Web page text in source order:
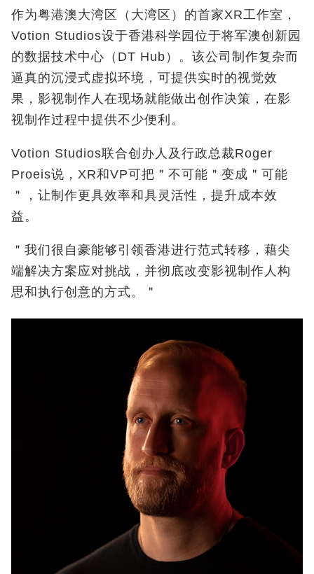
作为粤港澳大湾区（大湾区）的首家XR工作室，
Votion Studios设于香港科学园位于将军澳创新园
的数据技术中心（DT Hub）。该公司制作复杂而
逼真的沉浸式虚拟环境，可提供实时的视觉效
果，影视制作人在现场就能做出创作决策，在影
视制作过程中提供不少便利。
Votion Studios联合创办人及行政总裁Roger
Proeis说，XR和VP可把＂不可能＂变成＂可能
＂，让制作更具效率和具灵活性，提升成本效
益。
＂我们很自豪能够引领香港进行范式转移，藉尖
端解决方案应对挑战，并彻底改变影视制作人构
思和执行创意的方式。＂